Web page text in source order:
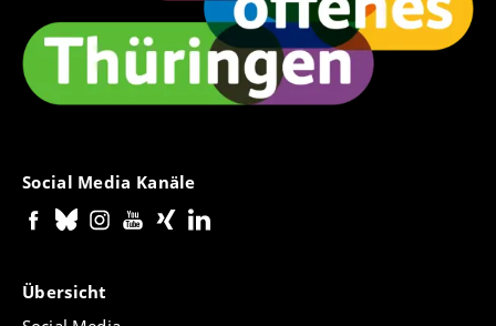
Social Media Kanäle
Übersicht